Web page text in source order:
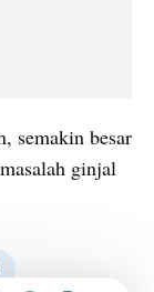
semakin besar
ginjal